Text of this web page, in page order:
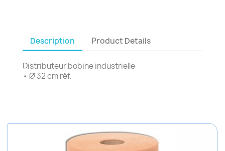
Description Product Details
Distributeur bobine industrielle
• Ø 32 cm réf.